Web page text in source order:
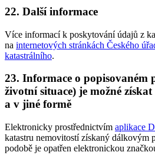
22. Další informace
Více informací k poskytování údajů z
na internetových stránkách Českého
katastrálního.
23. Informace o popisovaném
životní situace) je možné
a v jiné formě
Elektronicky prostřednictvím aplikace
katastru nemovitostí získaný dálkovým
podobě je opatřen elektronickou